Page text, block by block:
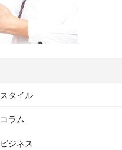
スタイル
コラム
ビジネス